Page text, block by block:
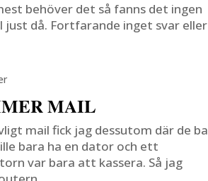
behöver det så fanns det ingen
just då. Fortfarande inget svar eller
MAIL
mail fick jag dessutom där de
bara ha en dator och ett
var bara att kassera. Så jag